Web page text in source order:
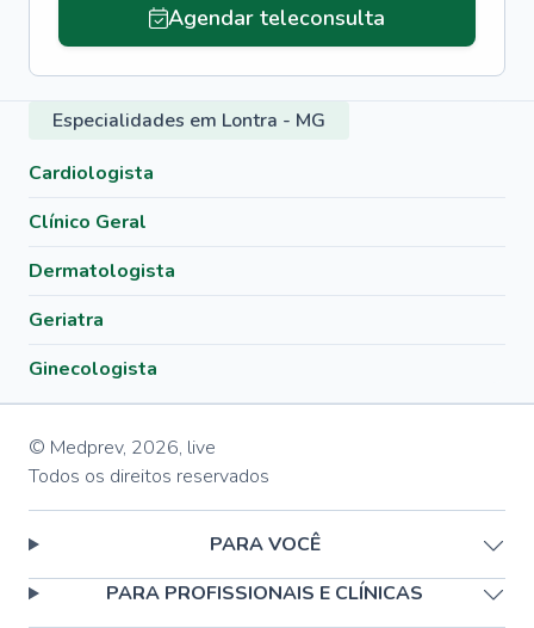
Agendar teleconsulta
Especialidades em Lontra - MG
Cardiologista
Clínico Geral
Dermatologista
Geriatra
Ginecologista
© Medprev, 2026, live
Todos os direitos reservados
PARA VOCÊ
PARA PROFISSIONAIS E CLÍNICAS